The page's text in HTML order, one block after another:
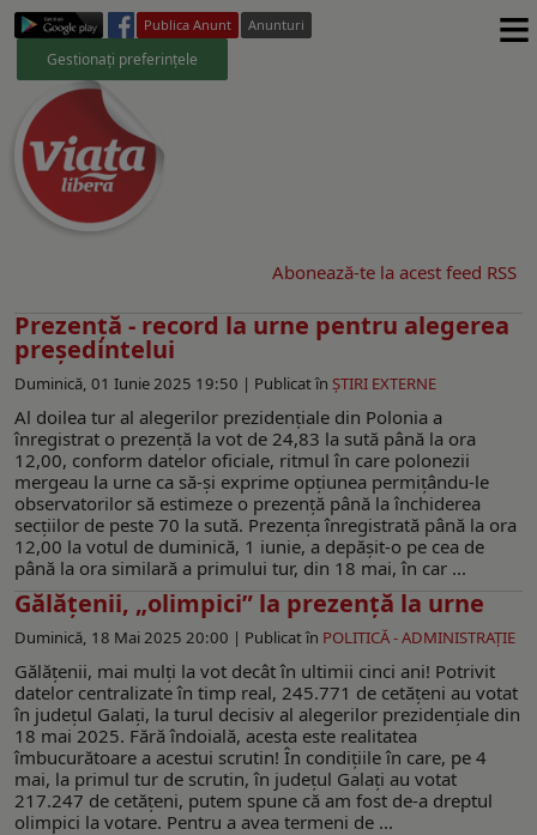
Publica Anunt Anunturi
Gestionați preferințele ≡
Abonează-te la acest feed RSS
Prezență - record la urne pentru alegerea
președintelui
Duminică, 01 Iunie 2025 19:50 | Publicat în ŞTIRI EXTERNE
Al doilea tur al alegerilor prezidențiale din Polonia a
înregistrat o prezență la vot de 24,83 la sută până la ora
12,00, conform datelor oficiale, ritmul în care polonezii
mergeau la urne ca să-și exprime opțiunea permițându-le
observatorilor să estimeze o prezență până la închiderea
secțiilor de peste 70 la sută. Prezența înregistrată până la ora
12,00 la votul de duminică, 1 iunie, a depășit-o pe cea de
până la ora similară a primului tur, din 18 mai, în car ...
Gălățenii, „olimpici” la prezență la urne
Duminică, 18 Mai 2025 20:00 | Publicat în POLITICĂ - ADMINISTRAŢIE
Gălăţenii, mai mulţi la vot decât în ultimii cinci ani! Potrivit
datelor centralizate în timp real, 245.771 de cetăţeni au votat
în judeţul Galaţi, la turul decisiv al alegerilor prezidenţiale din
18 mai 2025. Fără îndoială, acesta este realitatea
îmbucurătoare a acestui scrutin! În condiţiile în care, pe 4
mai, la primul tur de scrutin, în judeţul Galaţi au votat
217.247 de cetăţeni, putem spune că am fost de-a dreptul
olimpici la votare. Pentru a avea termeni de ...